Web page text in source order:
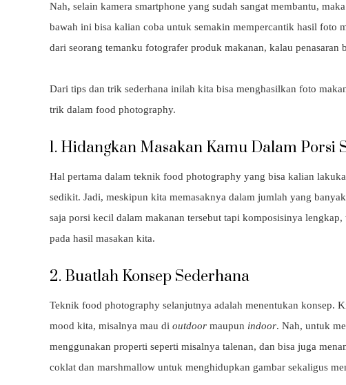
Nah, selain kamera smartphone yang sudah sangat membantu,
bawah ini bisa kalian coba untuk semakin mempercantik hasil foto
dari seorang temanku fotografer produk makanan, kalau penasaran
Dari tips dan trik sederhana inilah kita bisa menghasilkan foto
trik dalam food photography.
1. Hidangkan Masakan Kamu Dalam Porsi
Hal pertama dalam teknik food photography yang bisa kalian
sedikit. Jadi, meskipun kita memasaknya dalam jumlah yang
saja porsi kecil dalam makanan tersebut tapi komposisinya
pada hasil masakan kita.
2. Buatlah Konsep Sederhana
Teknik food photography selanjutnya adalah menentukan konsep.
mood kita, misalnya mau di outdoor maupun indoor. Nah, untuk
menggunakan properti seperti misalnya talenan, dan bisa juga
coklat dan marshmallow untuk menghidupkan gambar sekaligus